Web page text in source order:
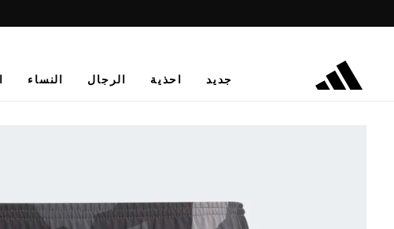
جديد احذية الرجال النساء